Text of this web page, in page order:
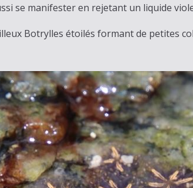
se manifester en rejetant un liquide
Botrylles étoilés formant de petites